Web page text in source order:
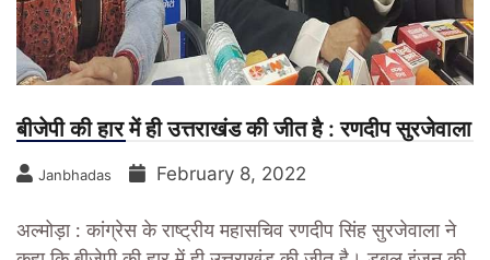
बीजेपी की हार में ही उत्तराखंड की जीत है : रणदीप सुरजेवाला
Janbhadas February 8, 2022
अल्मोड़ा : कांग्रेस के राष्ट्रीय महासचिव रणदीप सिंह सुरजेवाला ने